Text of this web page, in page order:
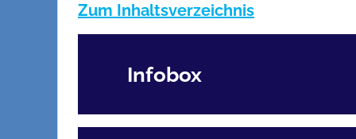
Zum Inhaltsverzeichnis
Infobox